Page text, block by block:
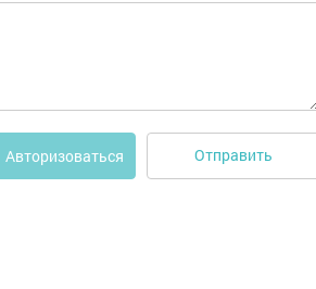
Авторизоваться Отправить